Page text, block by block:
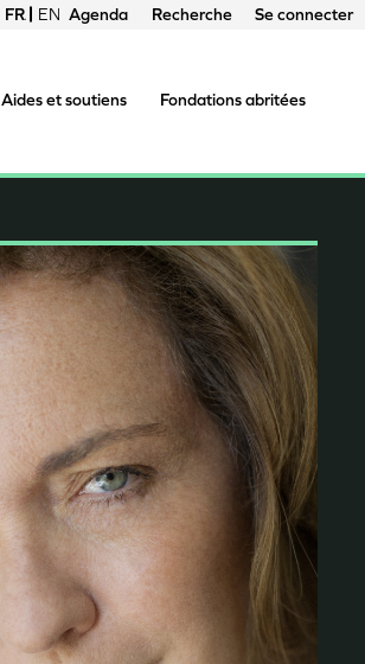
FRANÇAIS
ENGLISH
du
compte
l'utilisateur
Agenda Recherche Se connecter
Aides et soutiens Fondations abritées